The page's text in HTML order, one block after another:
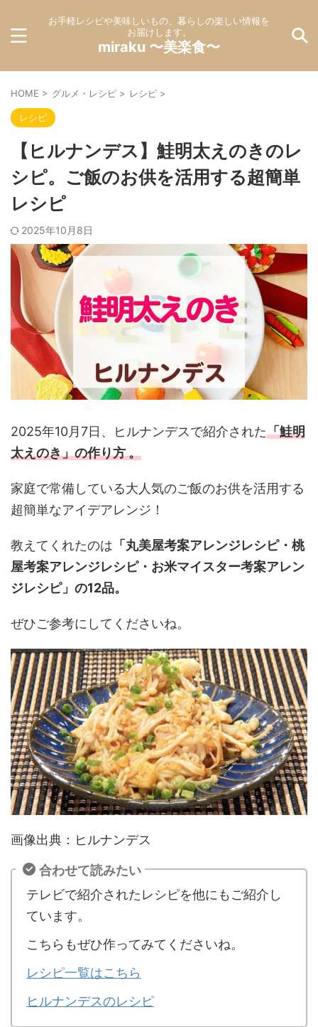
お手軽レシピや美味しいもの、暮らしの楽しい情報を
お届けします。
miraku 〜美楽食〜
HOME > グルメ・レシピ > レシピ >
レシピ
【ヒルナンデス】鮭明太えのきのレ
シピ。ご飯のお供を活用する超簡単
レシピ
2025年10月8日
2025年10月7日、ヒルナンデスで紹介された「鮭明
太えのき」の作り方。
家庭で常備している大人気のご飯のお供を活用する
超簡単なアイデアレンジ！
教えてくれたのは 「丸美屋考案アレンジレシピ・桃
屋考案アレンジレシピ・お米マイスター考案アレン
ジレシピ」の12品。
ぜひご参考にしてくださいね。
画像出典：ヒルナンデス
合わせて読みたい
テレビで紹介されたレシピを他にもご紹介し
ています。
こちらもぜひ作ってみてくださいね。
レシピ一覧はこちら
ヒルナンデスのレシピ